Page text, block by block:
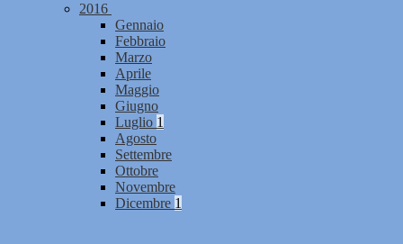
2016
Gennaio
Febbraio
Marzo
Aprile
Maggio
Giugno
Luglio 1
Agosto
Settembre
Ottobre
Novembre
Dicembre 1